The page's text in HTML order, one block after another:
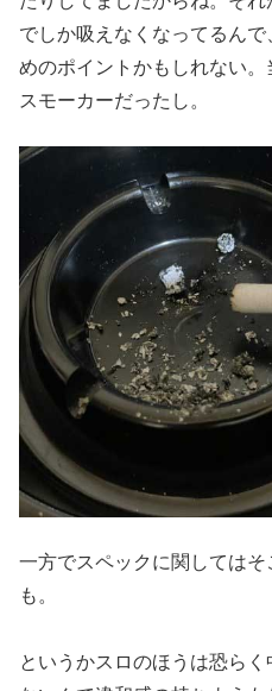
でしか吸えなくなってるんで
めのポイントかもしれない。
スモーカーだったし。
一方でスペックに関しては
も。
というかスロのほうは恐ら